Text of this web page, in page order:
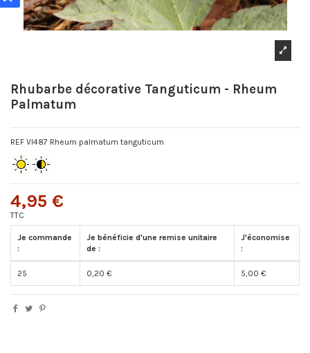
Rhubarbe décorative Tanguticum - Rheum
Palmatum
REF VI487 Rheum palmatum tanguticum
4,95 €
TTC
Je commande
:
Je bénéficie d'une remise unitaire
de :
J'économise
:
25 0,20 € 5,00 €